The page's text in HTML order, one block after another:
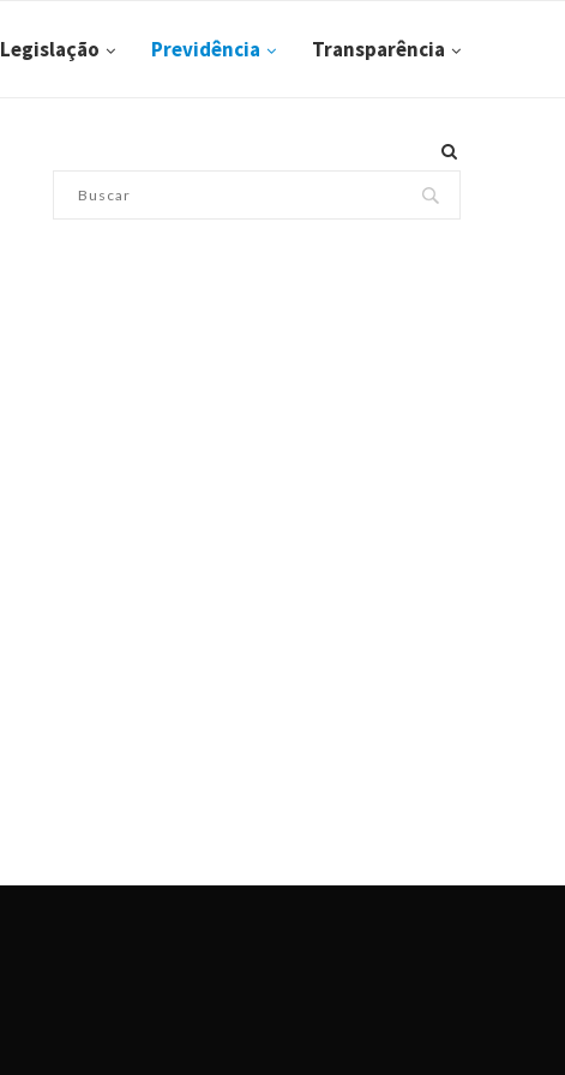
Legislação Previdência Transparência